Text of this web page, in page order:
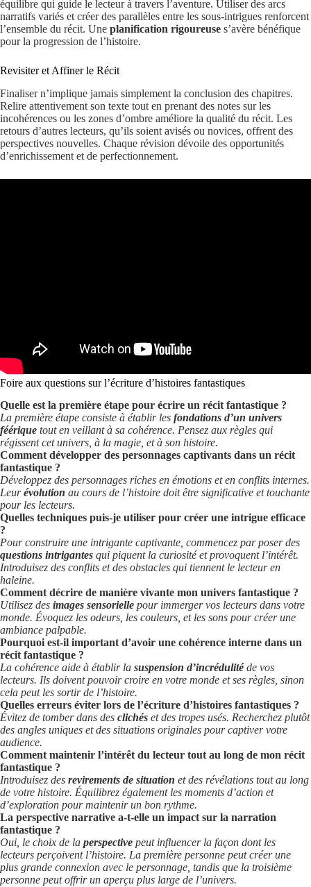
équilibre qui guide le lecteur à travers l’aventure. Utiliser des arcs
narratifs variés et créer des parallèles entre les sous-intrigues renforcent
l’ensemble du récit. Une planification rigoureuse s’avère bénéfique
pour la progression de l’histoire.
Revisiter et Affiner le Récit
Finaliser n’implique jamais simplement la conclusion des chapitres.
Relire attentivement son texte tout en prenant des notes sur les
incohérences ou les zones d’ombre améliore la qualité du récit. Les
retours d’autres lecteurs, qu’ils soient avisés ou novices, offrent des
perspectives nouvelles. Chaque révision dévoile des opportunités
d’enrichissement et de perfectionnement.
Foire aux questions sur l’écriture d’histoires fantastiques
Quelle est la première étape pour écrire un récit fantastique ?
La première étape consiste à établir les fondations d’un univers
féérique tout en veillant à sa cohérence. Pensez aux règles qui
régissent cet univers, à la magie, et à son histoire.
Comment développer des personnages captivants dans un récit
fantastique ?
Développez des personnages riches en émotions et en conflits internes.
Leurévolution au cours de l’histoire doit être significative et touchante
pour les lecteurs.
Quelles techniques puis-je utiliser pour créer une intrigue efficace
?
Pour construire une intrigante captivante, commencez par poser des
questions intrigantes qui piquent la curiosité et provoquent l’intérêt.
Introduisez des conflits et des obstacles qui tiennent le lecteur en
haleine.
Comment décrire de manière vivante mon univers fantastique ?
Utilisez des images sensorielle pour immerger vos lecteurs dans votre
monde. Évoquez les odeurs, les couleurs, et les sons pour créer une
ambiance palpable.
Pourquoi est-il important d’avoir une cohérence interne dans un
récit fantastique ?
La cohérence aide à établir la suspension d’incrédulitéde vos
lecteurs. Ils doivent pouvoir croire en votre monde et ses règles, sinon
cela peut les sortir de l’histoire.
Quelles erreurs éviter lors de l’écriture d’histoires fantastiques ?
Évitez de tomber dans des clichés et des tropes usés. Recherchez plutôt
des angles uniques et des situations originales pour captiver votre
audience.
Comment maintenir l’intérêt du lecteur tout au long de mon récit
fantastique ?
Introduisez des revirements de situation et des révélations tout au long
de votre histoire. Équilibrez également les moments d’action et
d’exploration pour maintenir un bon rythme.
La perspective narrative a-t-elle un impact sur la narration
fantastique ?
Oui, le choix de la perspective peut influencer la façon dont les
lecteurs perçoivent l’histoire. La première personne peut créer une
plus grande connexion avec le personnage, tandis que la troisième
personne peut offrir un aperçu plus large de l’univers.